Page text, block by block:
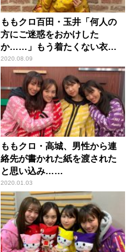
ももクロ百田・玉井「何人の
方にご迷惑をおかけした
か……」もう着たくない衣装
が続々
2020.08.09
ももクロ・高城、男性から連
絡先が書かれた紙を渡された
と思い込み……
2020.01.03